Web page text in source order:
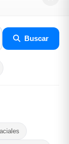
Buscar